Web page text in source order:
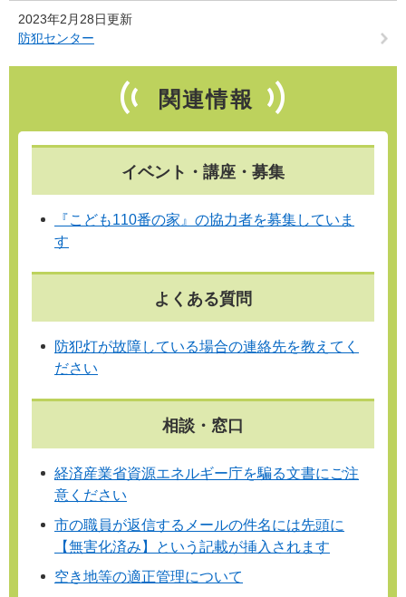
2023年2月28日更新
防犯センター
関連情報
イベント・講座・募集
『こども110番の家』の協力者を募集していま
す
よくある質問
防犯灯が故障している場合の連絡先を教えてく
ださい
相談・窓口
経済産業省資源エネルギー庁を騙る文書にご注
意ください
市の職員が返信するメールの件名には先頭に
【無害化済み】という記載が挿入されます
空き地等の適正管理について